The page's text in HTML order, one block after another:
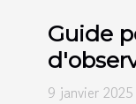
Guide
9 janvier